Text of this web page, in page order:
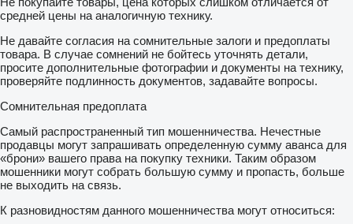
средней цены на аналогичную технику.
Не давайте согласия на сомнительные залоги и предоплаты
товара. В случае сомнений не бойтесь уточнять детали,
просите дополнительные фотографии и документы на технику,
проверяйте подлинность документов, задавайте вопросы.
Сомнительная предоплата
Самый распространенный тип мошенничества. Нечестные
продавцы могут запрашивать определенную сумму аванса для
«брони» вашего права на покупку техники. Таким образом
мошенники могут собрать большую сумму и пропасть, больше
не выходить на связь.
К разновидностям данного мошенничества могут относиться: